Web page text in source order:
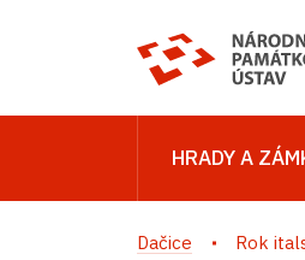
HRADY A
Dačice Rok